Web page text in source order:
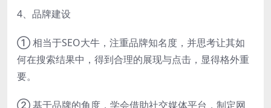
4、品牌建设
① 相当于SEO大牛，注重品牌知名度，并思考让其如
何在搜索结果中，得到合理的展现与点击，显得格外重
要。
② 基于品牌的角度，学会借助社交媒体平台，制定网